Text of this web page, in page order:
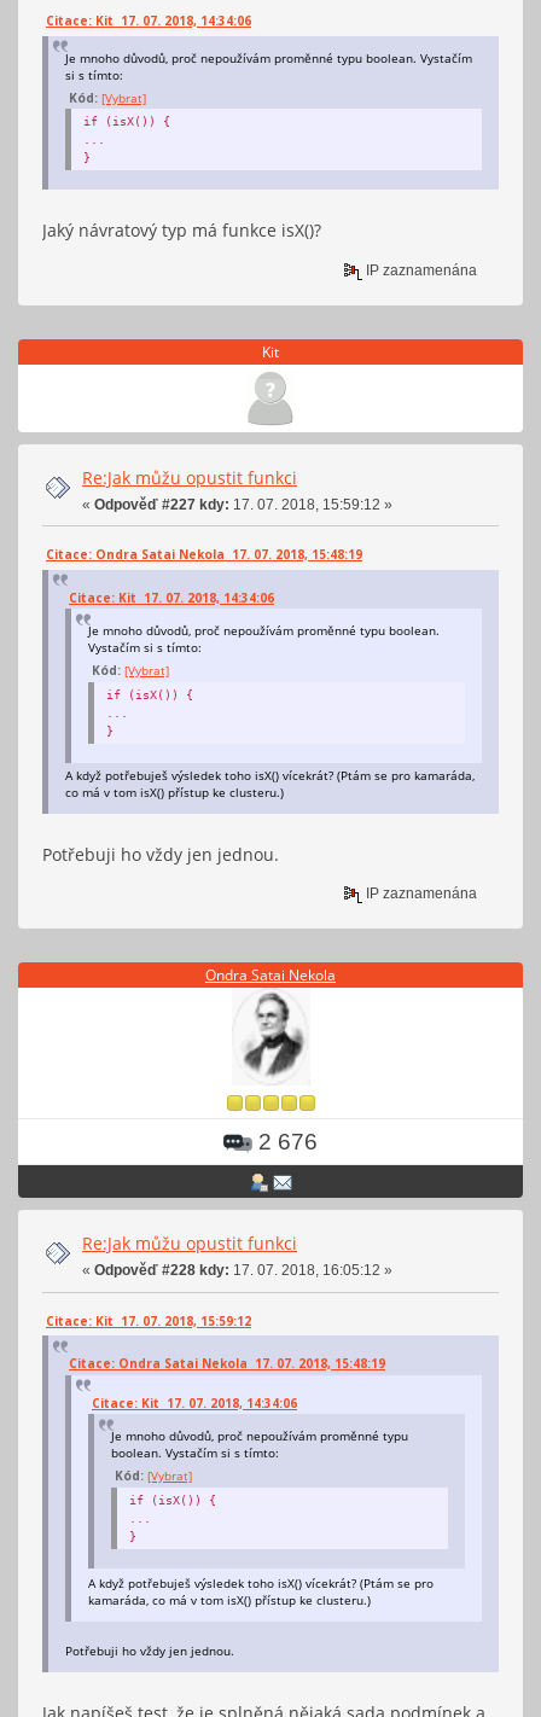
Citace: Kit 17. 07. 2018, 14:34:06
Je mnoho důvodů, proč nepoužívám proměnné typu boolean. Vystačím
si s tímto:
Kód: [Vybrat]
if (isX()) {
...
}
Jaký návratový typ má funkce isX()?
IP zaznamenána
Kit
Re:Jak můžu opustit funkci
« Odpověď #227 kdy: 17. 07. 2018, 15:59:12 »
Citace: Ondra Satai Nekola 17. 07. 2018, 15:48:19
Citace: Kit 17. 07. 2018, 14:34:06
Je mnoho důvodů, proč nepoužívám proměnné typu boolean.
Vystačím si s tímto:
Kód: [Vybrat]
if (isX()) {
}
A když potřebuješ výsledek toho isX() vícekrát? (Ptám se pro kamaráda,
co má v tom isX() přístup ke clusteru.)
Potřebuji ho vždy jen jednou.
IP zaznamenána
Ondra Satai Nekola
2 676
Re:Jak můžu opustit funkci
« Odpověď #228 kdy: 17. 07. 2018, 16:05:12 »
Citace: Kit 17. 07. 2018, 15:59:12
Citace: Ondra Satai Nekola 17. 07. 2018, 15:48:19
Citace: Kit 17. 07. 2018, 14:34:06
Je mnoho důvodů, proč nepoužívám proměnné typu
boolean. Vystačím si s tímto:
Kód: [Vybrat]
if (isX()) {
}
A když potřebuješ výsledek toho isX() vícekrát? (Ptám se pro
kamaráda, co má v tom isX() přístup ke clusteru.)
Potřebuji ho vždy jen jednou.